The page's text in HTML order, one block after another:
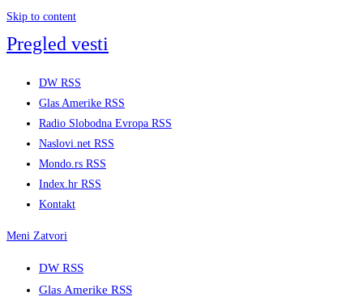
Skip to content
Pregled vesti
DW RSS
Glas Amerike RSS
Radio Slobodna Evropa RSS
Naslovi.net RSS
Mondo.rs RSS
Index.hr RSS
Kontakt
Meni Zatvori
DW RSS
Glas Amerike RSS